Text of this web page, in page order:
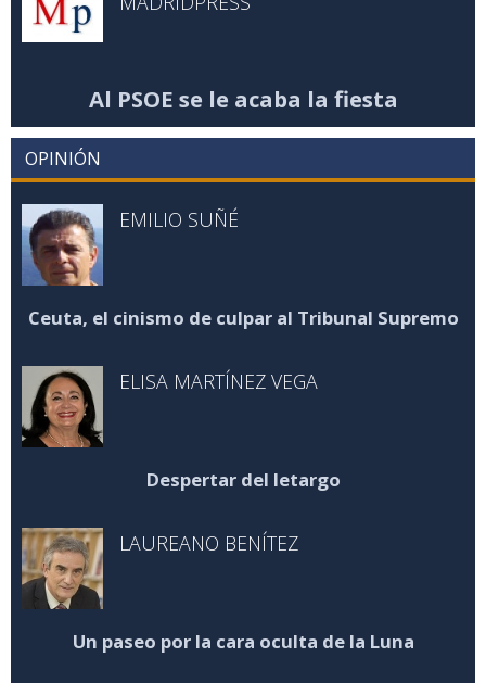
Al PSOE se le acaba la fiesta
OPINIÓN
EMILIO SUÑÉ
Ceuta, el cinismo de culpar al Tribunal Supremo
ELISA MARTÍNEZ VEGA
Despertar del letargo
LAUREANO BENÍTEZ
Un paseo por la cara oculta de la Luna